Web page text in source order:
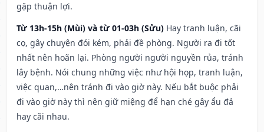
gặp thuận lợi.
Từ 13h-15h (Mùi) và từ 01-03h (Sửu) Hay tranh luận, cãi
cọ, gây chuyện đói kém, phải đề phòng. Người ra đi tốt
nhất nên hoãn lại. Phòng người người nguyền rủa, tránh
lây bệnh. Nói chung những việc như hội họp, tranh luận,
việc quan,…nên tránh đi vào giờ này. Nếu bắt buộc phải
đi vào giờ này thì nên giữ miệng để hạn ché gây ẩu đả
hay cãi nhau.